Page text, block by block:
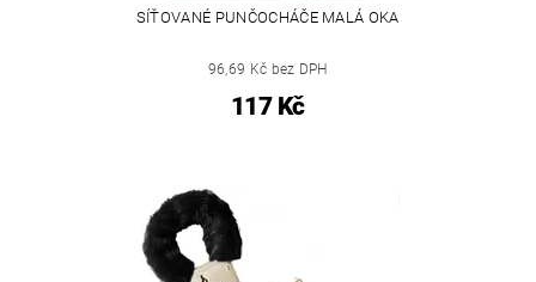
SÍŤOVANÉ PUNČOCHÁČE MALÁ OKA
96,69 Kč bez DPH
117 Kč